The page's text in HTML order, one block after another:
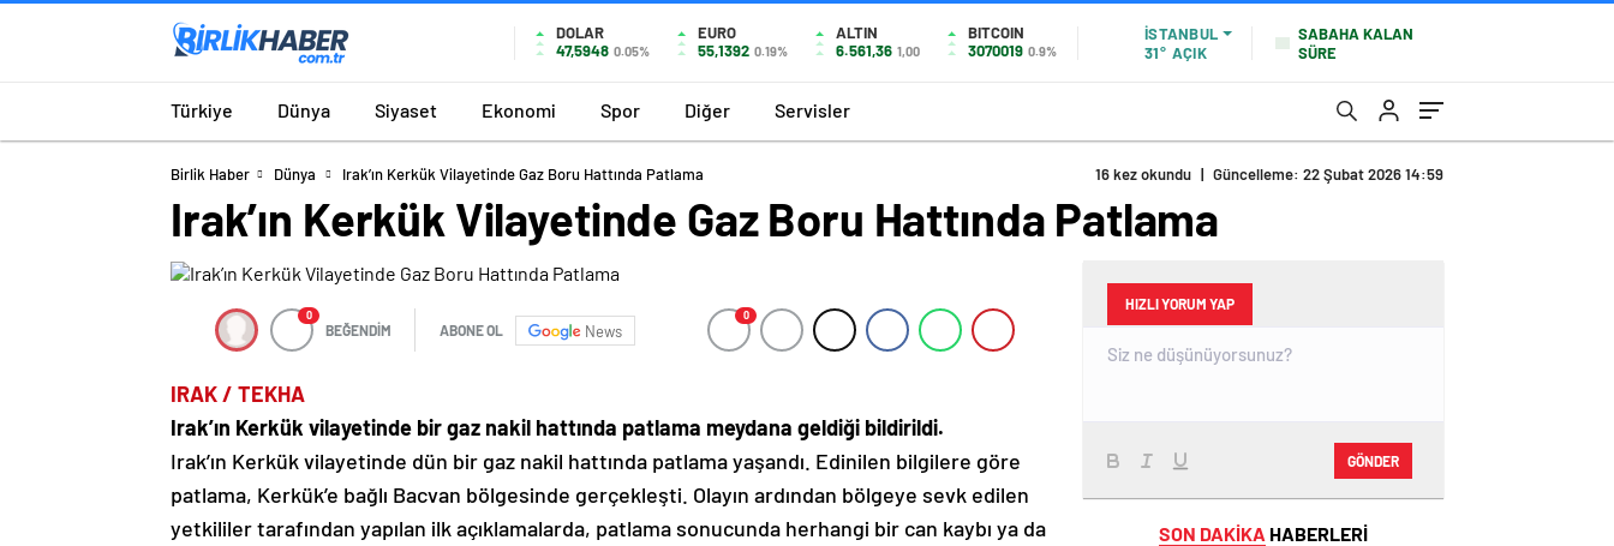
DOLAR
47,5948 0.05%
EURO
55,1392 0.19%
ALTIN
6.561,36 1,00
BITCOIN
3070019 0.9%
İSTANBUL
31° AÇIK
SABAHA KALAN
SÜRE
Türkiye Dünya Siyaset Ekonomi Spor Diğer Servisler
Birlik Haber Dünya Irak’ın Kerkük Vilayetinde Gaz Boru Hattında Patlama 16 kez okundu | Güncelleme: 22 Şubat 2026 14:59
Irak’ın Kerkük Vilayetinde Gaz Boru Hattında Patlama
0
BEĞENDİM ABONE OL News
0
IRAK / TEKHA
Irak’ın Kerkük vilayetinde bir gaz nakil hattında patlama meydana geldiği bildirildi.
Irak’ın Kerkük vilayetinde dün bir gaz nakil hattında patlama yaşandı. Edinilen bilgilere göre
patlama, Kerkük’e bağlı Bacvan bölgesinde gerçekleşti. Olayın ardından bölgeye sevk edilen
yetkililer tarafından yapılan ilk açıklamalarda, patlama sonucunda herhangi bir can kaybı ya da
HIZLI YORUM YAP
GÖNDER
SON DAKİKA HABERLERİ